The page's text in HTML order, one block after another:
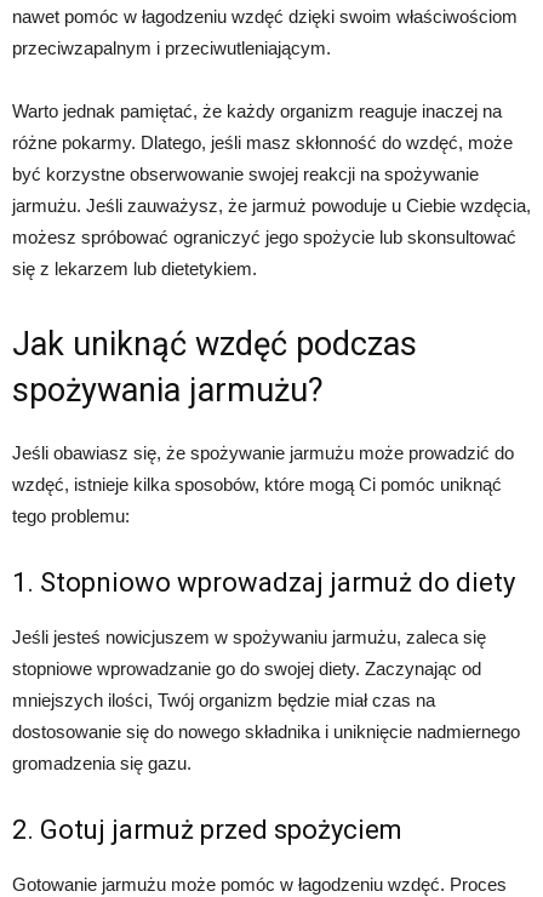
nawet pomóc w łagodzeniu wzdęć dzięki swoim właściwościom
przeciwzapalnym i przeciwutleniającym.
Warto jednak pamiętać, że każdy organizm reaguje inaczej na
różne pokarmy. Dlatego, jeśli masz skłonność do wzdęć, może
być korzystne obserwowanie swojej reakcji na spożywanie
jarmużu. Jeśli zauważysz, że jarmuż powoduje u Ciebie wzdęcia,
możesz spróbować ograniczyć jego spożycie lub skonsultować
się z lekarzem lub dietetykiem.
Jak uniknąć wzdęć podczas
spożywania jarmużu?
Jeśli obawiasz się, że spożywanie jarmużu może prowadzić do
wzdęć, istnieje kilka sposobów, które mogą Ci pomóc uniknąć
tego problemu:
1. Stopniowo wprowadzaj jarmuż do diety
Jeśli jesteś nowicjuszem w spożywaniu jarmużu, zaleca się
stopniowe wprowadzanie go do swojej diety. Zaczynając od
mniejszych ilości, Twój organizm będzie miał czas na
dostosowanie się do nowego składnika i uniknięcie nadmiernego
gromadzenia się gazu.
2. Gotuj jarmuż przed spożyciem
Gotowanie jarmużu może pomóc w łagodzeniu wzdęć. Proces